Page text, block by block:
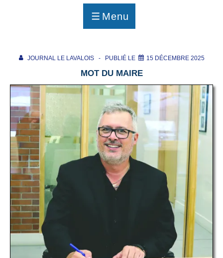
Menu
MENU
JOURNAL LE LAVALOIS PUBLIÉ LE 15 DÉCEMBRE 2025
MOT DU MAIRE